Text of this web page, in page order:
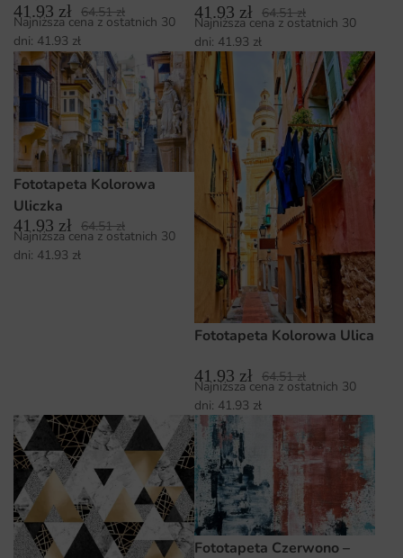
39160
41.93 zł 64.51zł
Najniższa cena z ostatnich 30
dni: 41.93 zł
41.93 zł 64.51zł
Najniższa cena z ostatnich 30
dni: 41.93 zł
Fototapeta Kolorowa
Uliczka
41.93 zł 64.51zł
Najniższa cena z ostatnich 30
dni: 41.93 zł
Fototapeta Kolorowa Ulica
41.93 zł 64.51zł
Najniższa cena z ostatnich 30
dni: 41.93 zł
Fototapeta Czerwono –